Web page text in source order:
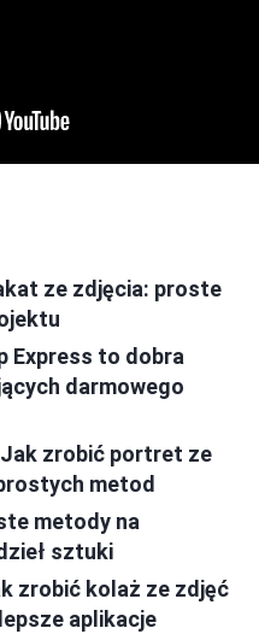
ze zdjęcia: proste
Express to dobra
darmowego
Jak zrobić portret ze
metod
metody na
sztuki
zrobić kolaż ze zdjęć
aplikacje